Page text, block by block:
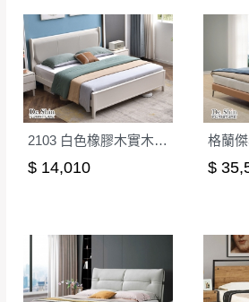
支付。
因大型傢俱有組裝、配送的問
商品，無法指定特定時間送達
再與您通知，讓您不用整天在
寶貴時間。
如遇自然災害、政府宣布之災
事，而危及運送人員輸送之安
至百貨公司卸貨區為限，恕無
遇百貨周年慶期間，恕暫停百
無回收家具服務，若需回收家
本公司部份商品無維修服
期，商品使用年限，因客
環境不同。若屬人為因素
件短缺，則維修、搬運費
行吸收(另事先與消費者報
會進行維修)。
到貨7日內為鑑賞期(注意:
如欲放置營業場所及公開
有商品一年保固之服務。
▪️訂單成立時請儘速於三日內完
2103 白色橡膠木實木5尺雙人床│床架
$ 14,010 $